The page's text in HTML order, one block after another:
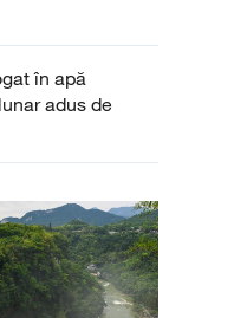
în apă
adus de